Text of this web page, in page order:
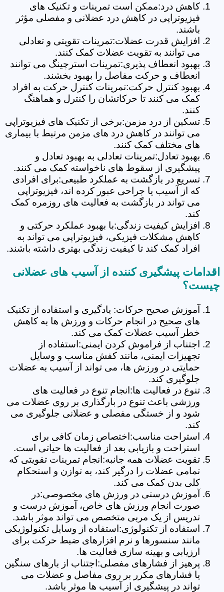
کاهش درد:ممکن است تمرینات و تکنیک های
فیزیوتراپی در کاهش درد عضلانی و مفصلی مؤثر
باشند.
افزایش قدرت عضلات:تمرینات تقویتی و تعادلی
می توانند به تقویت عضلات کمک کنند.
بهبود انعطاف پذیری:تمرینات استرچینگ می توانند
انعطاف و حرکت مفاصل را بهبود بخشند.
بهبود کنترل حرکت:تمرینات کنترل حرکت به افراد
کمک می کنند تا حرکاتشان را کنترل و هماهنگ
کنند.
تسکین از درد مزمن:برخی از تکنیک های فیزیوتراپی
می توانند در کاهش درد های مزمن مرتبط با بیماری
های مختلف کمک کنند.
بهبود تعادل:تمرینات تعادلی به بهبود تعادل و
پیشگیری از سقوط های ناخواسته کمک می کنند.
تسریع در بازگشت به عملکرد طبیعی:برای افرادی
که از آسیب یا جراحی عبور کرده اند، فیزیوتراپی
می تواند در بازگشت به فعالیت های روزمره کمک
کند.
افزایش کیفیت زندگی:با بهبود عملکرد حرکتی و
کاهش مشکلات فیزیکی، فیزیوتراپی می تواند به
افراد کمک کند تا کیفیت زندگی بهتری داشته باشند.
اقدامات پیشگیری کننده از آسیب های عضلانی
چیست؟
آموزش صحیح حرکات: یادگیری و استفاده از تکنیک
های صحیح در انجام حرکات و ورزش ها به کاهش
خطر آسیب عضلات کمک می کند.
اجتناب از فراموش کردن ایمنی:استفاده از
تجهیزات ایمنی، مانند کفش مناسب و وسایل
حمایتی در ورزش ها، می تواند از آسیب به عضلات
جلوگیری کند.
تنوع در فعالیت ها:انجام تنوع در فعالیت های
ورزشی باعث تنوع در بارگذاری بر روی عضلات می
شود و از خستگی مفصلی و عضلانی جلوگیری می
کند.
استراحت مناسب:اختصاص زمان کافی برای
استراحت و بازیابی بعد از فعالیت ها حیاتی است.
تقویت عضلات همه جانبه:انجام تمرینات تقویتی که
تمامی عضلات را درگیر کند، به توازن و استحکام
کلی بدن کمک می کند.
آموزش درستی در ورزش های مخصوصی:در
صورت انجام ورزش های خاص، آموزش درست و
تدریس از یک مربی متخصص می تواند موثر باشد.
استفاده از تکنولوژی:استفاده از وسایل تکنولوژیکی
مانند سنسورها و نرم افزارهای ضبط حرکت برای
ارزیابی و بهینه سازی فعالیت ها.
پرهیز از فشارهای مفصلی:اجتناب از بارهای سنگین
یا فشارهای مکرر بر روی مفاصل و عضلات می
تواند در پیشگیری از آسیب ها موثر باشد.